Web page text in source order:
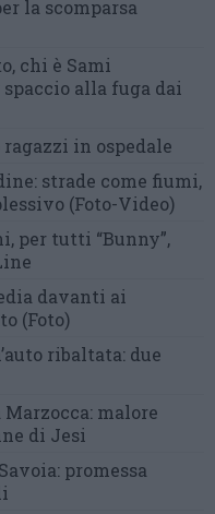
la scomparsa
chi è Sami
alla fuga dai
ragazzi in ospedale
strade come fiumi,
(Foto-Video)
per tutti “Bunny”,
davanti ai
(Foto)
ribaltata: due
malore
di Jesi
promessa